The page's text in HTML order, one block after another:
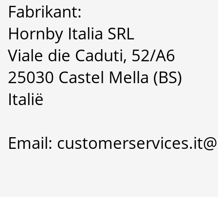
Fabrikant:
Hornby Italia SRL
Viale die Caduti, 52/A6
25030 Castel Mella (BS)
Italië
Email: